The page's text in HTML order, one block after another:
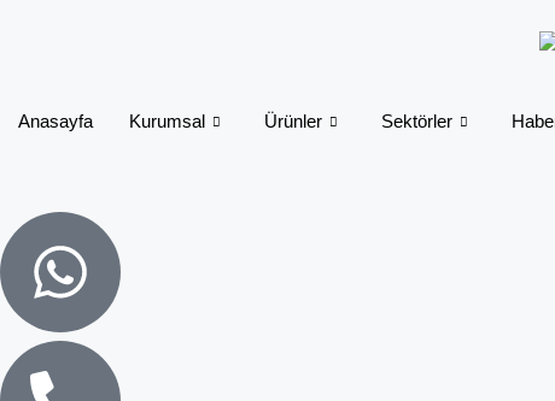
Anasayfa Kurumsal Ürünler Sektörler